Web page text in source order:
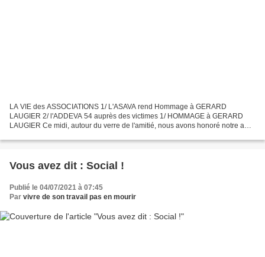
LA VIE des ASSOCIATIONS 1/ L'ASAVA rend Hommage à GERARD
LAUGIER 2/ l'ADDEVA 54 auprès des victimes 1/ HOMMAGE à GERARD
LAUGIER Ce midi, autour du verre de l'amitié, nous avons honoré notre ami
Vous avez dit : Social !
Publié le 04/07/2021 à 07:45
Par vivre de son travail pas en mourir